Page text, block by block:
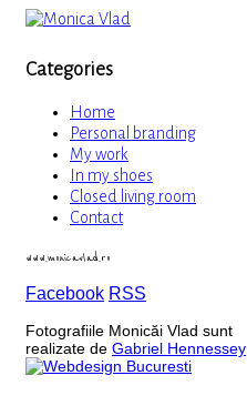
Categories
Home
Personal branding
My work
In my shoes
Closed living room
Contact
www.monicavlad.ro
Facebook RSS
Fotografiile Monicăi Vlad sunt
realizate de Gabriel Hennessey